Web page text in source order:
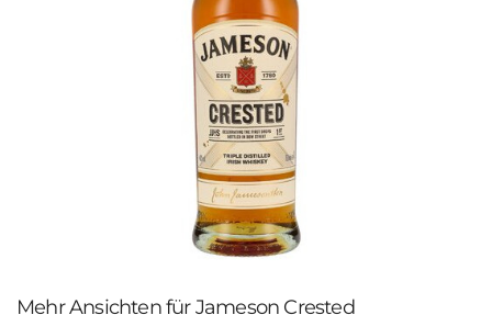
Mehr Ansichten für Jameson Crested